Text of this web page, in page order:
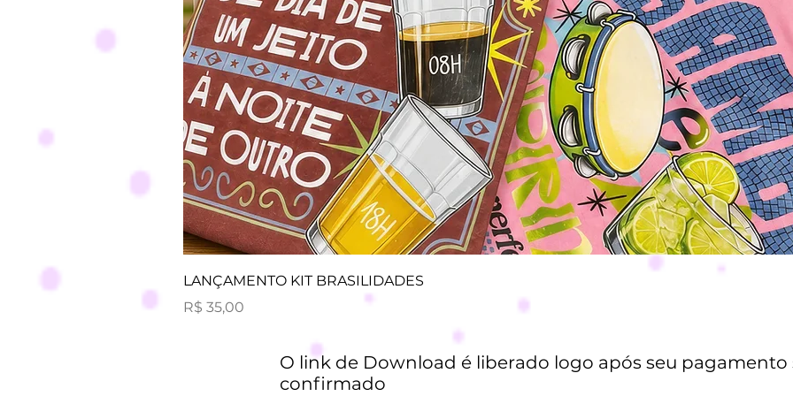
LANÇAMENTO KIT BRASILIDADES
Preço
R$ 35,00
O link de Download é liberado logo após seu pagamento
confirmado